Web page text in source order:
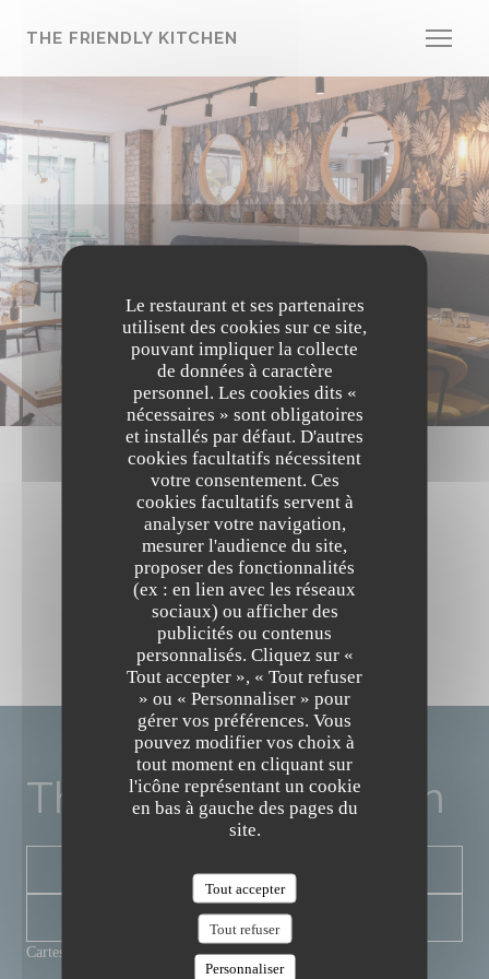
Le restaurant et ses partenaires
utilisent des cookies sur ce site,
pouvant impliquer la collecte
de données à caractère
personnel. Les cookies dits «
nécessaires » sont obligatoires
et installés par défaut. D'autres
cookies facultatifs nécessitent
votre consentement. Ces
cookies facultatifs servent à
analyser votre navigation,
mesurer l'audience du site,
proposer des fonctionnalités
(ex : en lien avec les réseaux
sociaux) ou afficher des
publicités ou contenus
personnalisés. Cliquez sur «
Tout accepter », « Tout refuser
» ou « Personnaliser » pour
gérer vos préférences. Vous
pouvez modifier vos choix à
tout moment en cliquant sur
l'icône représentant un cookie
en bas à gauche des pages du
site.
Tout accepter
Tout refuser
Personnaliser
THE FRIENDLY KITCHEN
The Friendly Kitchen
RÉSERVER
NEWSLETTER
Cartes & Menus
The Friendly Kitchen